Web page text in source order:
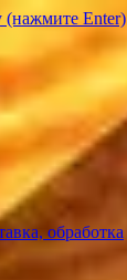
Enter)
обработка